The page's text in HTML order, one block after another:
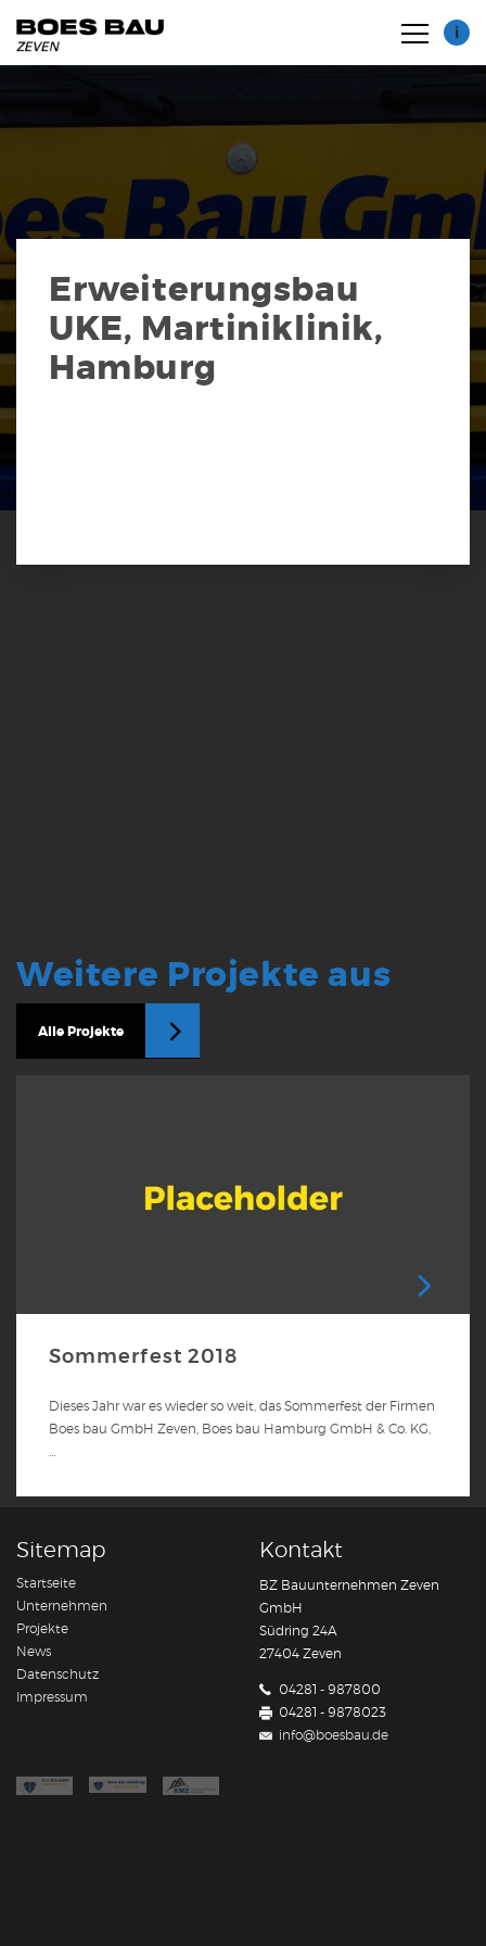
Maschinenpark
i
Erweiterungsbau
UKE, Martiniklinik,
Hamburg
Weitere Projekte aus
Alle Projekte
Sommerfest 2018
Dieses Jahr war es wieder so weit, das Sommerfest der Firmen
Boes bau GmbH Zeven, Boes bau Hamburg GmbH & Co. KG,
Sitemap
Startseite
Unternehmen
Projekte
News
Datenschutz
Impressum
Kontakt
BZ Bauunternehmen Zeven
GmbH
Südring 24A
27404 Zeven
04281 - 987800
04281 - 9878023
info@boesbau.de